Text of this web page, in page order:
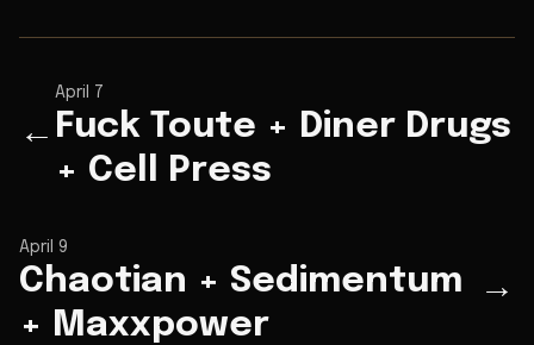
←
April 7
Fuck Toute + Diner Drugs
+ Cell Press
April 9
Chaotian + Sedimentum
+ Maxxpower
→